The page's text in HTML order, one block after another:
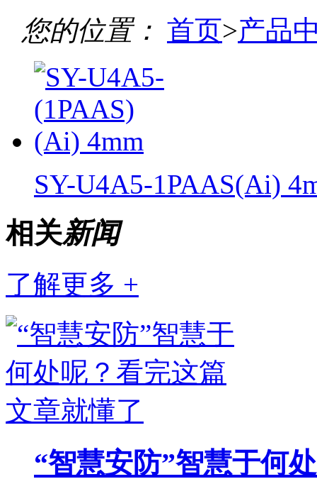
您的位置： 首页>产品
SY-U4A5-1PAAS(Ai)
相关新闻
了解更多 +
“智慧安防”智慧于何